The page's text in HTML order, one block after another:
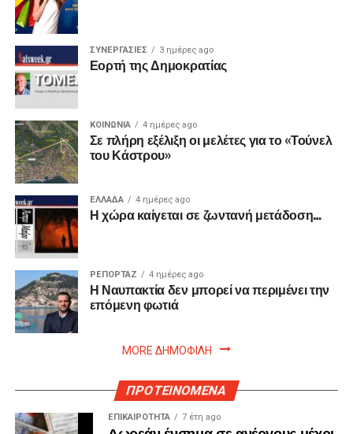
ΣΥΝΕΡΓΑΣΙΕΣ 3 ημέρες ago
Εορτή της Δημοκρατίας
ΚΟΙΝΩΝΙΑ 4 ημέρες ago
Σε πλήρη εξέλιξη οι μελέτες για το «Τούνελ
του Κάστρου»
ΕΛΛΑΔΑ 4 ημέρες ago
Η χώρα καίγεται σε ζωντανή μετάδοση…
ΡΕΠΟΡΤΑΖ 4 ημέρες ago
Η Ναυπακτία δεν μπορεί να περιμένει την
επόμενη φωτιά
MORE ΔΗΜΟΦΙΛΗ
ΠΡΟΤΕΙΝΟΜΕΝΑ
ΕΠΙΚΑΙΡΟΤΗΤΑ 7 έτη ago